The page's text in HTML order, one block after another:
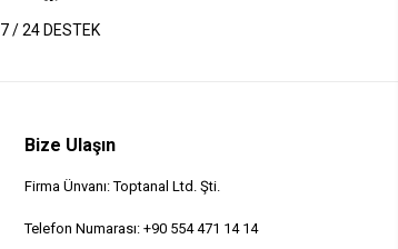
7 / 24 DESTEK
Bize Ulaşın
Firma Ünvanı: Toptanal Ltd. Şti.
Telefon Numarası: +90 554 471 14 14